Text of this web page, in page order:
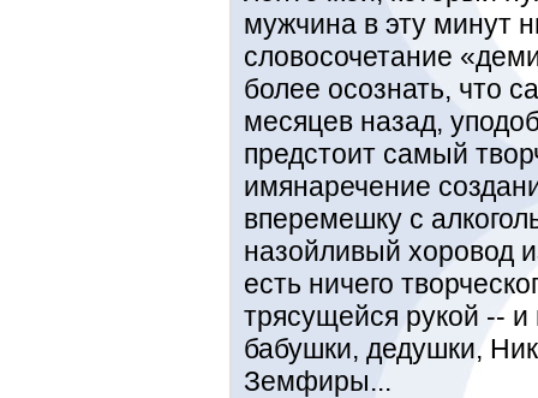
мужчина в эту минут
словосочетание
более осознать, что
месяцев назад,
предстоит самый
имянаречение
вперемешку с
назойливый хоровод
есть ничего
трясущейся рукой --
бабушки, дедушки,
Земфиры...